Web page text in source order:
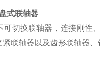
式联轴器
可切换联轴器，连接刚性
联轴器以及齿形联轴器